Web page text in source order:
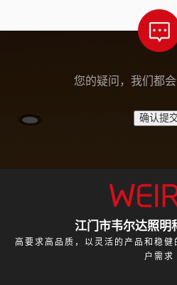
您的疑问，我们都
江门市韦尔达照明
高要求高品质，以灵活的产品和稳
户需求